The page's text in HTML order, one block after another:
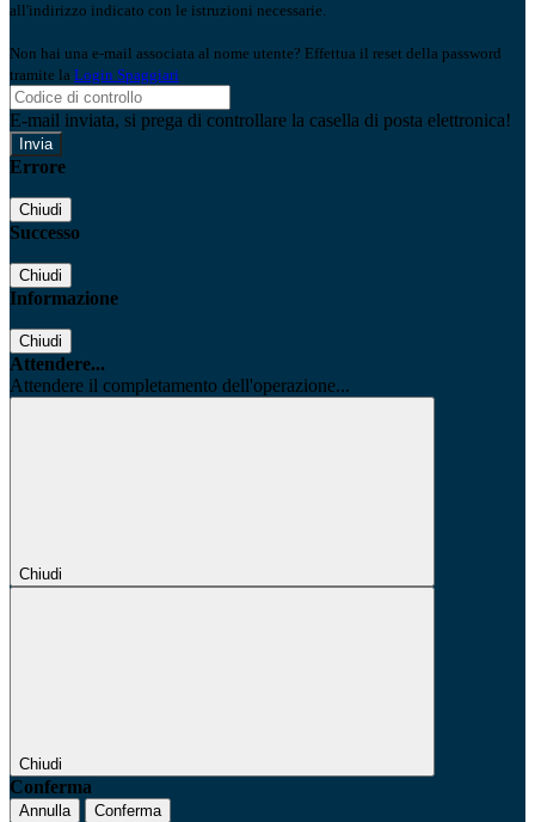
all'indirizzo indicato con le istruzioni necessarie.
Non hai una e-mail associata al nome utente? Effettua il reset della password
tramite la Login Spaggiari
E-mail inviata, si prega di controllare la casella di posta elettronica!
Errore
Chiudi
Successo
Chiudi
Informazione
Chiudi
Attendere...
Attendere il completamento dell'operazione...
Chiudi
Chiudi
Conferma
Annulla Conferma